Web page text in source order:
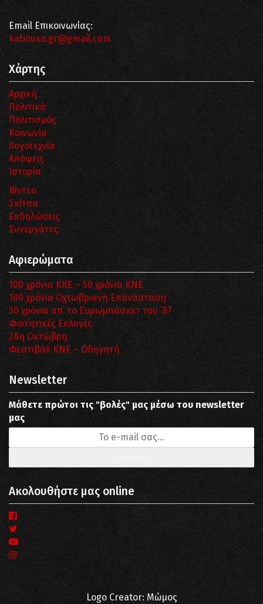
Email Επικοινωνίας:
katiousa.gr@gmail.com
Χάρτης
Αρχική
Πολιτικά
Πολιτισμός
Κοινωνία
Λογοτεχνία
Απόψεις
Ιστορία
Βίντεο
Σκίτσα
Εκδηλώσεις
Συνεργάτες
Αφιερώματα
100 χρόνια ΚΚΕ – 50 χρόνια ΚΝΕ
100 χρόνια Οχτωβριανή Επανάσταση
30 χρόνια απ’ το Ευρωμπάσκετ του ΄87
Φοιτητικές Εκλογές
28η Οκτώβρη
Φεστιβάλ ΚΝΕ – Οδηγητή
Newsletter
Μάθετε πρώτοι τις "βολές" μας μέσω του newsletter
μας
Ακολουθήστε μας online
Logo Creator: Μώμος